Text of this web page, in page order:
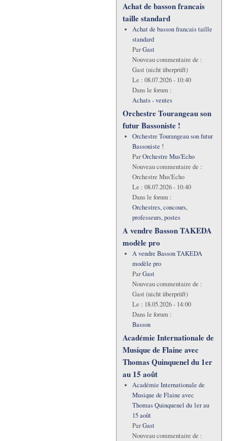
Achat de basson francais
taille standard
Achat de basson francais taille
standard
ParGast
Nouveau commentaire de :
Gast (nicht überprüft)
Le : 08.07.2026 - 10:40
Dans le forum :
Achats - ventes
Orchestre Tourangeau son
futur Bassoniste !
Orchestre Tourangeau son futur
Bassoniste !
ParOrchestre Mus'Echo
Nouveau commentaire de :
Orchestre Mus'Echo
Le : 08.07.2026 - 10:40
Dans le forum :
Orchestres, concours,
professeurs, postes
A vendre Basson TAKEDA
modèle pro
A vendre Basson TAKEDA
modèle pro
ParGast
Nouveau commentaire de :
Gast (nicht überprüft)
Le : 18.05.2026 - 14:00
Dans le forum :
Basson
Académie Internationale de
Musique de Flaine avec
Thomas Quinquenel du 1er
au 15 août
Académie Internationale de
Musique de Flaine avec
Thomas Quinquenel du 1er au
15 août
ParGast
Nouveau commentaire de :